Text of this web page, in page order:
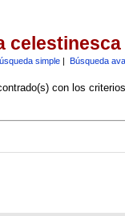
celestinesca
simple| Búsqueda
con los